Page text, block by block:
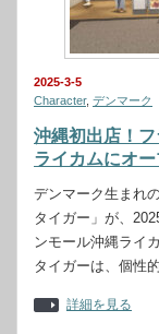
2025-3-5
Character, デンマーク
沖縄初出店！
ライカムにオ
デンマーク生まれ
タイガー」が、
ンモール沖縄ライ
タイガーは、個性
詳細を見る